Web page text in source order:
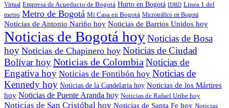
Virtual Empresa de Acueducto de Bogotá Hurto en Bogotá IDRD Línea 1 del
metro Metro de Bogotá Mi Casa en Bogotá Microtráfico en Bogotá
Noticias de Antonio Nariño hoy Noticias de Barrios Unidos hoy
Noticias de Bogotá hoyNoticias de Bosa
hoy Noticias de Chapinero hoy Noticias de Ciudad
Bolívar hoyNoticias de Colombia Noticias de
Engativa hoy Noticias de Fontibón hoy Noticias de
Kennedy hoy Noticias de la Candelaria hoy Noticias de los Mártires
hoy Noticias de Puente Aranda hoy Noticias de Rafael Uribe hoy
Noticias de San Cristóbal hoy Noticias de Santa Fe hoy Noticias